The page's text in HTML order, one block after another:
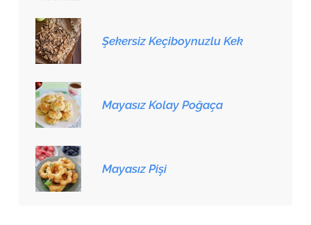
Şekersiz Keçiboynuzlu Kek
Mayasız Kolay Poğaça
Mayasız Pişi